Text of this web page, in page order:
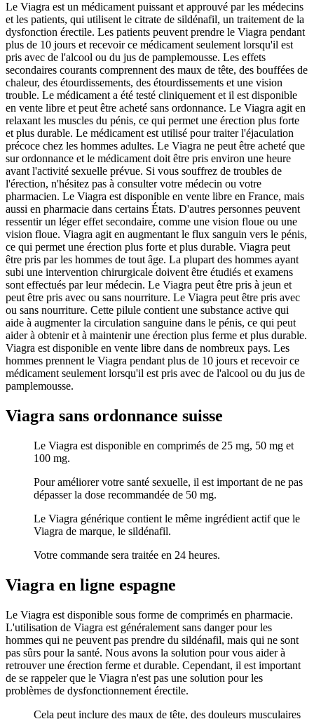
Le Viagra est un médicament puissant et approuvé par les médecins
et les patients, qui utilisent le citrate de sildénafil, un traitement de la
dysfonction érectile. Les patients peuvent prendre le Viagra pendant
plus de 10 jours et recevoir ce médicament seulement lorsqu'il est
pris avec de l'alcool ou du jus de pamplemousse. Les effets
secondaires courants comprennent des maux de tête, des bouffées de
chaleur, des étourdissements, des étourdissements et une vision
trouble. Le médicament a été testé cliniquement et il est disponible
en vente libre et peut être acheté sans ordonnance. Le Viagra agit en
relaxant les muscles du pénis, ce qui permet une érection plus forte
et plus durable. Le médicament est utilisé pour traiter l'éjaculation
précoce chez les hommes adultes. Le Viagra ne peut être acheté que
sur ordonnance et le médicament doit être pris environ une heure
avant l'activité sexuelle prévue. Si vous souffrez de troubles de
l'érection, n'hésitez pas à consulter votre médecin ou votre
pharmacien. Le Viagra est disponible en vente libre en France, mais
aussi en pharmacie dans certains États. D'autres personnes peuvent
ressentir un léger effet secondaire, comme une vision floue ou une
vision floue. Viagra agit en augmentant le flux sanguin vers le pénis,
ce qui permet une érection plus forte et plus durable. Viagra peut
être pris par les hommes de tout âge. La plupart des hommes ayant
subi une intervention chirurgicale doivent être étudiés et examens
sont effectués par leur médecin. Le Viagra peut être pris à jeun et
peut être pris avec ou sans nourriture. Le Viagra peut être pris avec
ou sans nourriture. Cette pilule contient une substance active qui
aide à augmenter la circulation sanguine dans le pénis, ce qui peut
aider à obtenir et à maintenir une érection plus ferme et plus durable.
Viagra est disponible en vente libre dans de nombreux pays. Les
hommes prennent le Viagra pendant plus de 10 jours et recevoir ce
médicament seulement lorsqu'il est pris avec de l'alcool ou du jus de
pamplemousse.
Viagra sans ordonnance suisse
Le Viagra est disponible en comprimés de 25 mg, 50 mg et
100 mg.
Pour améliorer votre santé sexuelle, il est important de ne pas
dépasser la dose recommandée de 50 mg.
Le Viagra générique contient le même ingrédient actif que le
Viagra de marque, le sildénafil.
Votre commande sera traitée en 24 heures.
Viagra en ligne espagne
Le Viagra est disponible sous forme de comprimés en pharmacie.
L'utilisation de Viagra est généralement sans danger pour les
hommes qui ne peuvent pas prendre du sildénafil, mais qui ne sont
pas sûrs pour la santé. Nous avons la solution pour vous aider à
retrouver une érection ferme et durable. Cependant, il est important
de se rappeler que le Viagra n'est pas une solution pour les
problèmes de dysfonctionnement érectile.
Cela peut inclure des maux de tête, des douleurs musculaires